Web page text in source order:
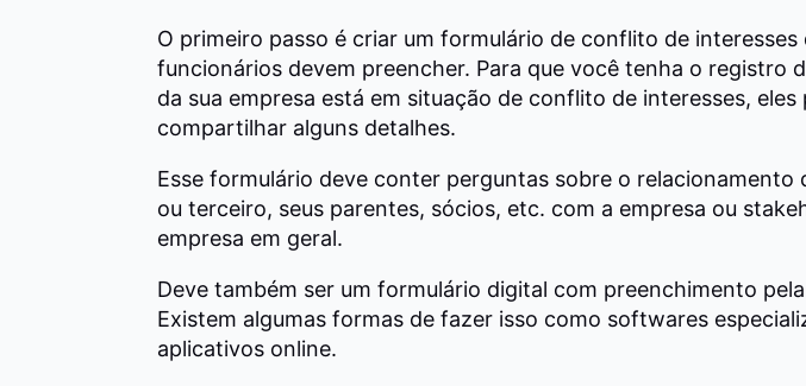
O primeiro passo é criar um formulário de conflito de interesses
funcionários devem preencher. Para que você tenha o registro
da sua empresa está em situação de conflito de interesses, eles
compartilhar alguns detalhes.
Esse formulário deve conter perguntas sobre o relacionamento
ou terceiro, seus parentes, sócios, etc. com a empresa ou
empresa em geral.
Deve também ser um formulário digital com preenchimento
Existem algumas formas de fazer isso como softwares
aplicativos online.